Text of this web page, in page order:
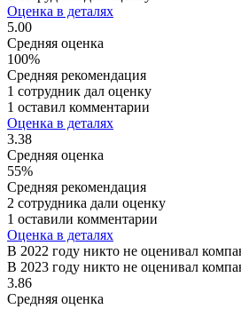
Оценка в деталях
5.00
Средняя оценка
100%
Средняя рекомендация
1 сотрудник дал оценку
1 оставил комментарии
Оценка в деталях
3.38
Средняя оценка
55%
Средняя рекомендация
2 сотрудника дали оценку
1 оставили комментарии
Оценка в деталях
В 2022 году никто не оценивал
В 2023 году никто не оценивал
3.86
Средняя оценка